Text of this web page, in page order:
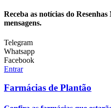
Receba as notícias do
mensagens.
Telegram
Whatsapp
Facebook
Entrar
Farmácias de Plantão